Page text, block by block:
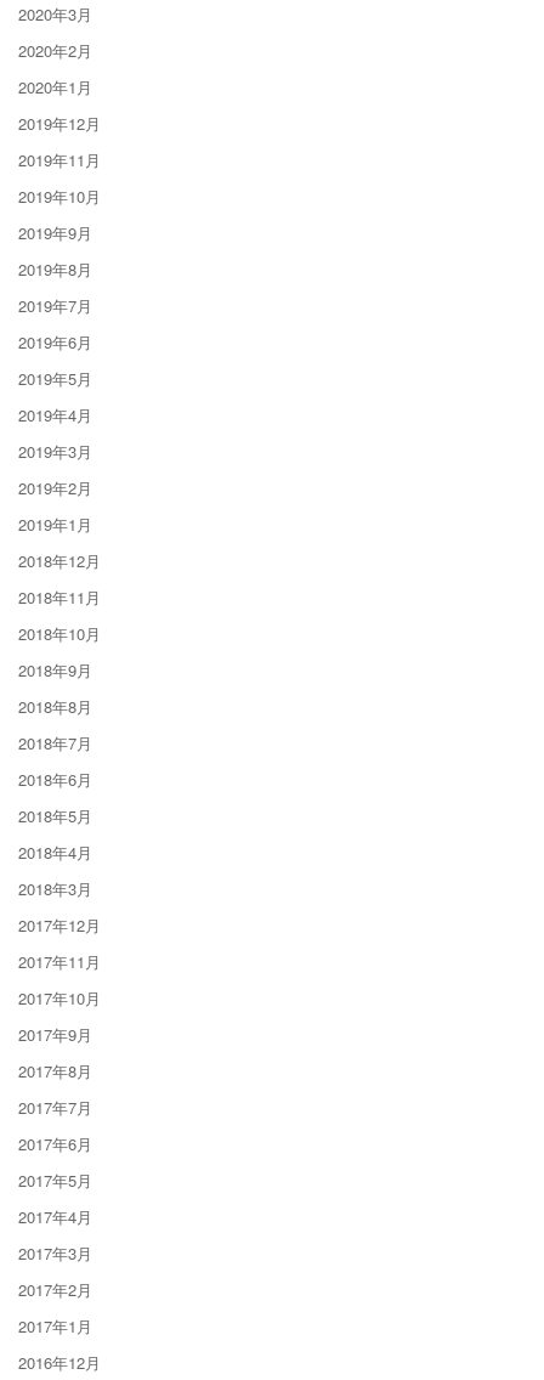
2020年3月
2020年2月
2020年1月
2019年12月
2019年11月
2019年10月
2019年9月
2019年8月
2019年7月
2019年6月
2019年5月
2019年4月
2019年3月
2019年2月
2019年1月
2018年12月
2018年11月
2018年10月
2018年9月
2018年8月
2018年7月
2018年6月
2018年5月
2018年4月
2018年3月
2017年12月
2017年11月
2017年10月
2017年9月
2017年8月
2017年7月
2017年6月
2017年5月
2017年4月
2017年3月
2017年2月
2017年1月
2016年12月